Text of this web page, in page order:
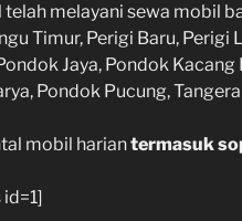
telah melayani sewa mobil
Timur, Perigi Baru, Perigi
Jaya, Pondok
Pondok Pucung,
mobil hariantermasuk